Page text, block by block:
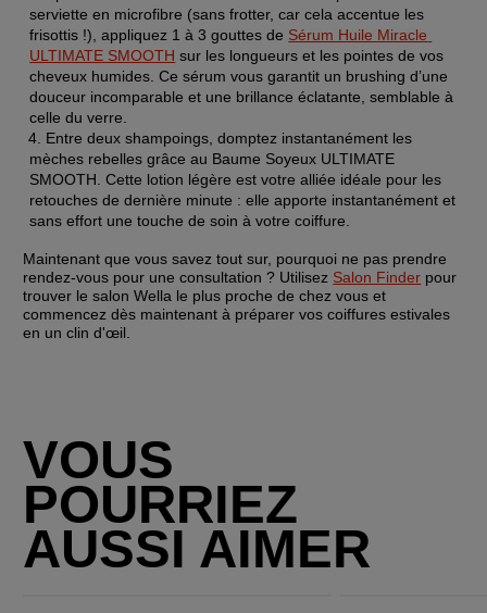
serviette en microfibre (sans frotter, car cela accentue les
frisottis !), appliquez 1 à 3 gouttes de Sérum Huile Miracle
ULTIMATE SMOOTH sur les longueurs et les pointes de vos
cheveux humides. Ce sérum vous garantit un brushing d’une
douceur incomparable et une brillance éclatante, semblable à
celle du verre.
Entre deux shampoings, domptez instantanément les
mèches rebelles grâce au Baume Soyeux ULTIMATE
SMOOTH. Cette lotion légère est votre alliée idéale pour les
retouches de dernière minute : elle apporte instantanément et
sans effort une touche de soin à votre coiffure.
Maintenant que vous savez tout sur, pourquoi ne pas prendre
rendez-vous pour une consultation ? Utilisez Salon Finder pour
trouver le salon Wella le plus proche de chez vous et
commencez dès maintenant à préparer vos coiffures estivales
en un clin d'œil.
VOUS
POURRIEZ
AUSSI AIMER